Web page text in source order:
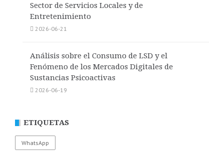
Sector de Servicios Locales y de
Entretenimiento
2026-06-21
Análisis sobre el Consumo de LSD y el
Fenómeno de los Mercados Digitales de
Sustancias Psicoactivas
2026-06-19
ETIQUETAS
WhatsApp